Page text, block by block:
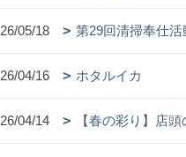
26/05/18 第29回清掃奉仕
26/04/16 ホタルイカ
26/04/14 【春の彩り】店